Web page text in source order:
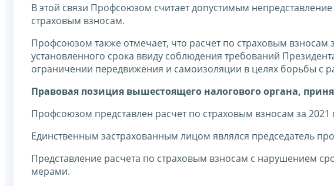
В этой связи Профсоюзом считает допустимым
страховым взносам.
Профсоюзом также отмечает, что расчет по страховым
установленного срока ввиду соблюдения требований
ограничении передвижения и самоизоляции в целях борьбы с
Правовая позиция вышестоящего налогового органа,
Профсоюзом представлен расчет по страховым взносам за
Единственным застрахованным лицом являлся председатель
Представление расчета по страховым взносам с нарушением
мерами.